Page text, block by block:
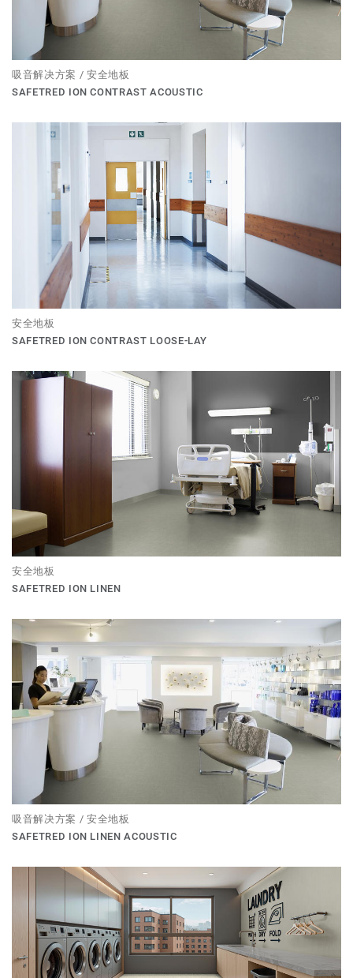
吸音解决方案 / 安全地板
SAFETRED ION CONTRAST ACOUSTIC
安全地板
SAFETRED ION CONTRAST LOOSE-LAY
安全地板
SAFETRED ION LINEN
吸音解决方案 / 安全地板
SAFETRED ION LINEN ACOUSTIC